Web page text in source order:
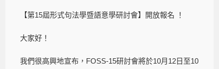
【第15屆形式句法學暨語意學研討會】開放報名 ！
大家好！
我們很高興地宣布，FOSS-15研討會將於10月12日至10